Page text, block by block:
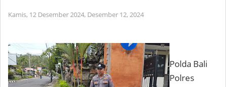
Kamis, 12 Desember 2024, Desember 12, 2024
Polda Bali
Polres